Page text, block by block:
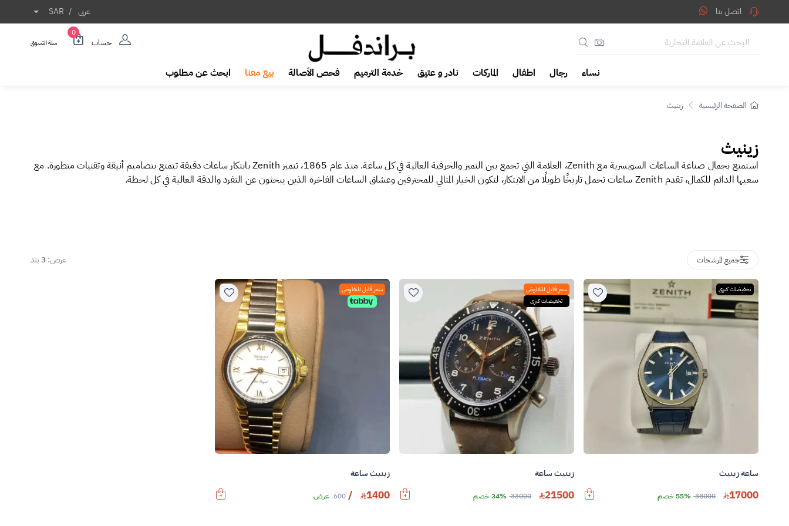
زينيثاتصل بنا عربى /
SAR
حساب
0
سلة التسوق
نساء رجال اطفال الماركات نادر و عتيق خدمة الترميم فحص الأصالة بيع معنا ابحث عن مطلوب
الصفحة الرئيسية زينيث
زينيث
استمتع بجمال صناعة الساعات السويسرية مع Zenith، العلامة التي تجمع بين التميز والحرفية العالية في كل ساعة. منذ عام 1865، تتميز Zenith بابتكار ساعات دقيقة تتمتع بتصاميم أنيقة وتقنيات متطورة. مع
سعيها الدائم للكمال، تقدم Zenith ساعات تحمل تاريخًا طويلًا من الابتكار، لتكون الخيار المثالي للمحترفين وعشاق الساعات الفاخرة الذين يبحثون عن التفرد والدقة العالية في كل لحظة.
جميع المرشحات عرض:3بند
تخفيضات كبرى
ساعة زينيث
17000
38000 55% خصم
سعر قابل للتفاوض
تخفيضات كبرى
زينيث ساعة
21500
33000 34% خصم
سعر قابل للتفاوض
زينيث ساعة
1400
/
600 عرض